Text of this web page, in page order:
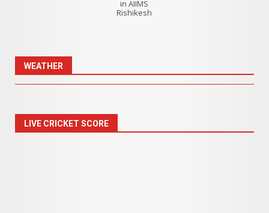
in AIIMS
Rishikesh
WEATHER
LIVE CRICKET SCORE